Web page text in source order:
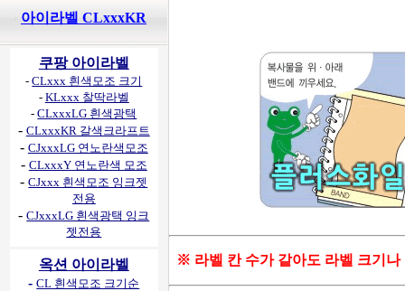
아이라벨 CLxxxKR
쿠팡 아이라벨
-CLxxx 흰색모조 크기
- KLxxx 찰딱라벨
-CLxxxLG 흰색광택
- CLxxxKR 갈색크라프트
- CJxxxLG 연노란색모조
- CLxxxY 연노란색 모조
-CJxxx 흰색모조 잉크젯
전용
-CJxxxLG 흰색광택 잉크
젯전용
옥션 아이라벨
-CL 흰색모조 크기순
※ 라벨 칸 수가 같아도 라벨 크기나